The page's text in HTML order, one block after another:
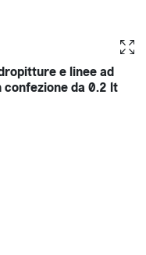
e linee ad
da 0.2 lt